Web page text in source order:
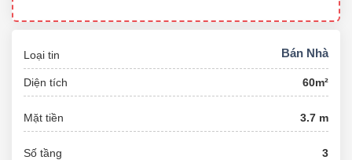
Loại tin Bán Nhà
Diện tích 60m²
Mặt tiền 3.7 m
Số tầng 3